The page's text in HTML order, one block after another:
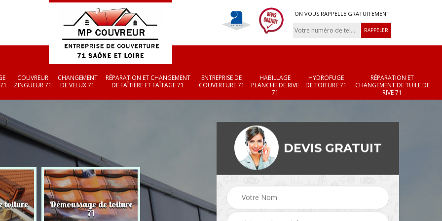
ON VOUS RAPPELLE GRATUITEMENT
COUVREUR
ZINGUEUR 71
CHANGEMENT
DE VELUX 71
RÉPARATION ET CHANGEMENT
DE FAÎTIÈRE ET FAÎTAGE 71
ENTREPRISE DE
COUVERTURE 71
HABILLAGE
PLANCHE DE RIVE
71
HYDROFUGE
DE TOITURE 71
RÉPARATION ET
CHANGEMENT DE TUILE DE
RIVE 71
toiture Démoussage de toiture
71 Couvreur zingueur 71 Changement de velux
71
Réparation et
changement de
et faîtage 71
DEVIS GRATUIT